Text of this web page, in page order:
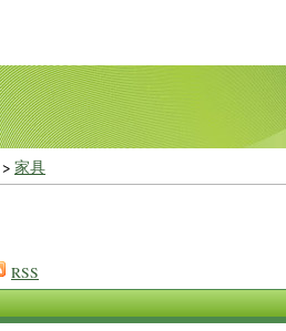
> 家具
RSS